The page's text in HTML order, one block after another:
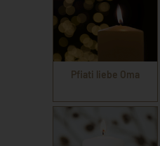
Pfiati liebe Oma